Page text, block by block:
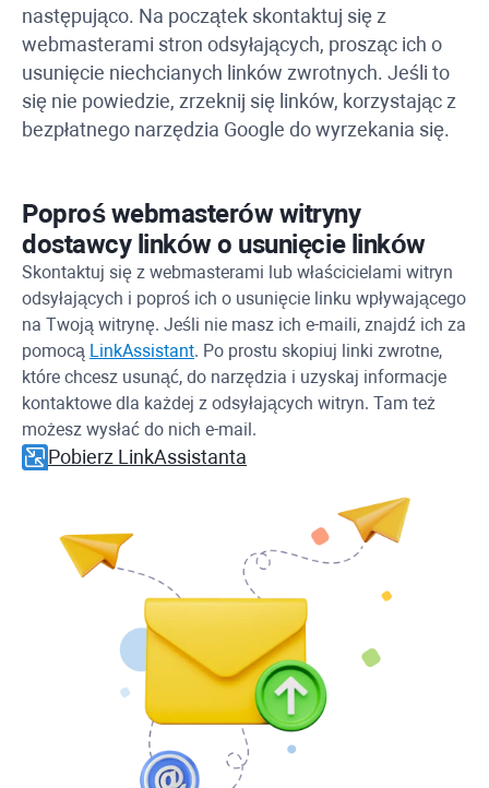
następująco. Na początek skontaktuj się z
webmasterami stron odsyłających, prosząc ich o
usunięcie niechcianych linków zwrotnych. Jeśli to
się nie powiedzie, zrzeknij się linków, korzystając z
bezpłatnego narzędzia Google do wyrzekania się.
Poproś webmasterów witryny
dostawcy linków o usunięcie linków
Skontaktuj się z webmasterami lub właścicielami witryn
odsyłających i poproś ich o usunięcie linku wpływającego
na Twoją witrynę. Jeśli nie masz ich e-maili, znajdź ich za
pomocą LinkAssistant. Po prostu skopiuj linki zwrotne,
które chcesz usunąć, do narzędzia i uzyskaj informacje
kontaktowe dla każdej z odsyłających witryn. Tam też
możesz wysłać do nich e-mail.
Pobierz LinkAssistanta